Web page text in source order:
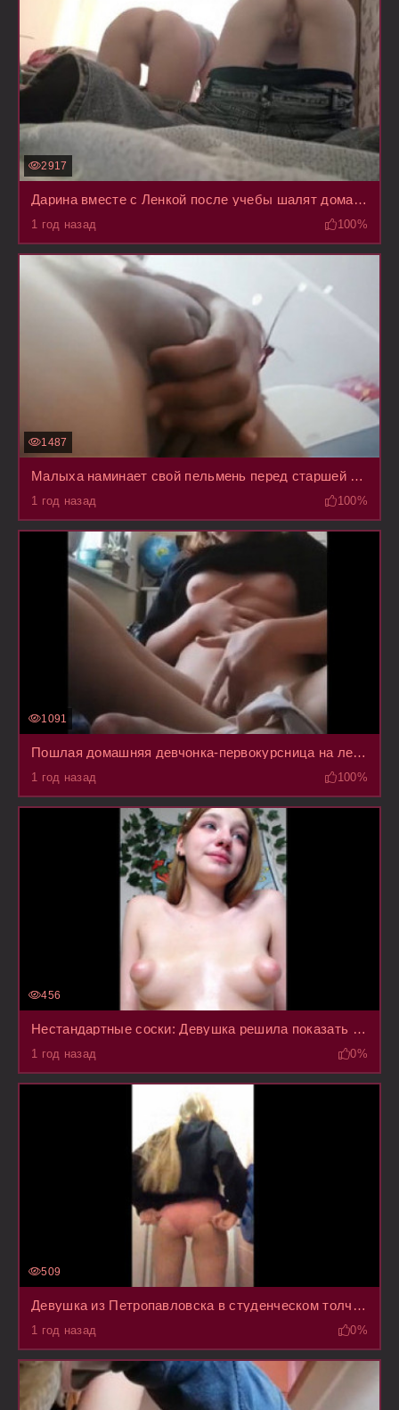
Дарина вместе с Ленкой после учебы шалят дома на трансляции пока родители на работе
1 год назад 100%
2917
Малыха наминает свой пельмень перед старшей сестрой в ванной и та ей показывает фак
1 год назад 100%
1487
Пошлая домашняя девчонка-первокурсница на летних каникулах у бабушки теребит вареник
1 год назад 100%
1091
Нестандартные соски: Девушка решила показать свою грудь на стриме
1 год назад 0%
456
Девушка из Петропавловска в студенческом толчке сняла штаны на трансляции по телефону
1 год назад 0%
509